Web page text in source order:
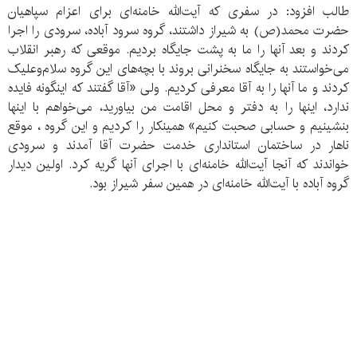
طالب افزود: در سفری که آیت‌الله خامنه‌ای برای اعزام سپاهیان
حضرت محمد(ص) به شیراز داشتند، گروه سرود آباده، سرودی را اجرا
کردند و بعد آنها را ما به پشت جایگاه بردیم. موقعی که رهبر انقلاب
می‌خواستند به جایگاه سخنرانی بروند با بچه‌های این گروه سلام‌و‌علیک
کردند و ما آنها را به آقا معرفی کردیم. ولی «آقا گفتند که اینگونه فایده
ندارد، اینها را به دفتر و محل اقامت من بیاورید، می‌خواهم با اینها
بنشینیم و حسابی صحبت کنیم» همینکار را کردیم و این گروه ، موقع
ناهار در ساختمان استانداری خدمت حضرت آقا آمدند و سرودی
خواندند که آنجا آیت‌الله خامنه‌ای با اجرای آنها گریه کرد. اولین دیدار
گروه آباده با آیت‌الله خامنه‌ای در همین سفر شیراز بود.